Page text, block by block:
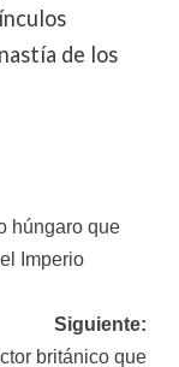
de los
húngaro que
Imperio
Siguiente:
británico que